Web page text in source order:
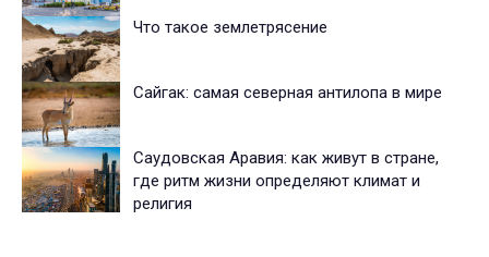
Что такое землетрясение
Сайгак: самая северная антилопа в мире
Саудовская Аравия: как живут в стране,
где ритм жизни определяют климат и
религия